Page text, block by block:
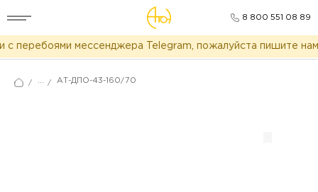
8 800 551 08 89
перебоями мессенджера Telegram, пожалуйста пишите нам
/ ... / АТ-ДПО-43-160/70